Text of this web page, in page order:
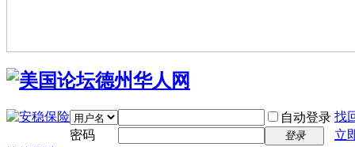
自动登录 找
密码
登录
立